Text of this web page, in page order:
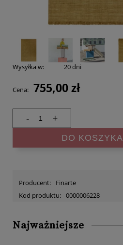
Wysyłka w: 20 dni
Cena: 755,00 zł
- +
DO KOSZYKA
Producent:
Finarte
Kod produktu: 0000006228
Najważniejsze